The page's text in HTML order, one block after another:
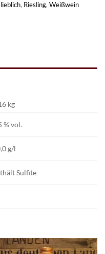
lieblich, Riesling, Weißwein
kg
% vol.
g/l
Sulfite